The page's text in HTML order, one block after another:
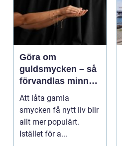
Göra om
guldsmycken – så
förvandlas minnen
till nya favoriter
Att låta gamla
smycken få nytt liv blir
allt mer populärt.
Istället för a...